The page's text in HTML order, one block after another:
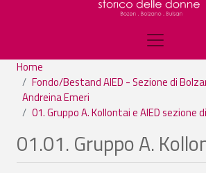
Home
Fondo/Bestand AIED - Sezione di
Andreina Emeri
01. Gruppo A. Kollontai e AIED sezione
01.01. Gruppo A.